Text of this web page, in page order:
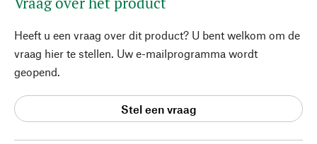
Heeft u een vraag over dit product? U bent welkom om de
vraag hier te stellen. Uw e-mailprogramma wordt
geopend.
Stel een vraag